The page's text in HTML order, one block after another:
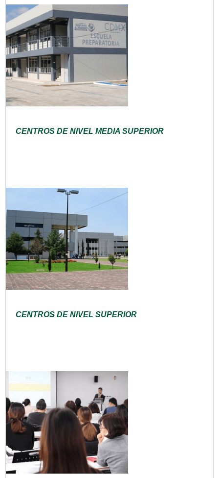
CENTROS DE NIVEL MEDIA SUPERIOR
CENTROS DE NIVEL SUPERIOR